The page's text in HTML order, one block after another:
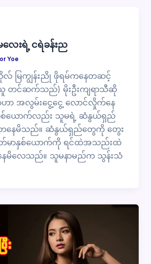
ေးရဲ့ ငရဲခန်းည
Yoe
လ် မြကျွန်းညို ဖိုရမ်ကနေတဆင့်
တင်ဆက်သည်) မိုးဦးကျရာသီဆို
ဟာ အလွမ်းငွေ့ငွေ့ လောင်လှိုက်နေ
ယောက်လည်း သူမရဲ့ ဆံနွယ်ရှည်
နေမိသည်။ ဆံနွယ်ရှည်တွေကို​ တွေး
မာနှစ်ယောက်ကို ရင်ထဲအသည်းထဲ
ေမိလေသည်။ သူမနာမည်က သွန်းသံ